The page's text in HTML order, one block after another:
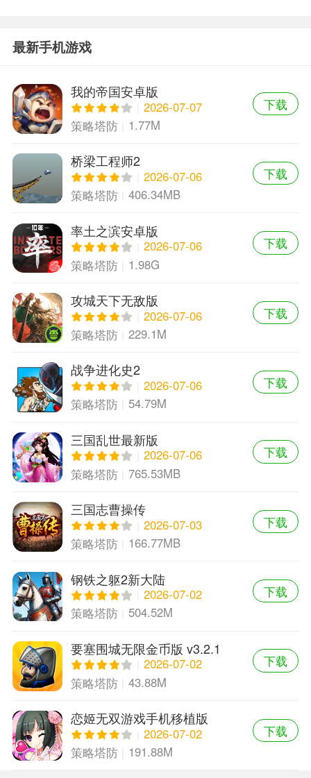
最新手机游戏
我的帝国安卓版
2026-07-07
策略塔防
1.77M
下载
桥梁工程师2
2026-07-06
策略塔防
406.34MB
下载
率土之滨安卓版
2026-07-06
策略塔防
1.98G
下载
攻城天下无敌版
2026-07-06
策略塔防
229.1M
下载
战争进化史2
2026-07-06
策略塔防
54.79M
下载
三国乱世最新版
2026-07-06
策略塔防
765.53MB
下载
三国志曹操传
2026-07-03
策略塔防
166.77MB
下载
钢铁之躯2新大陆
2026-07-02
策略塔防
504.52M
下载
要塞围城无限金币版 v3.2.1
中文版
2026-07-02
策略塔防
43.88M
下载
恋姬无双游戏手机移植版
2026-07-02
策略塔防
191.88M
下载